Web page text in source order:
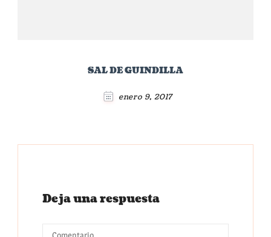
SAL DE GUINDILLA
enero 9, 2017
Deja una respuesta